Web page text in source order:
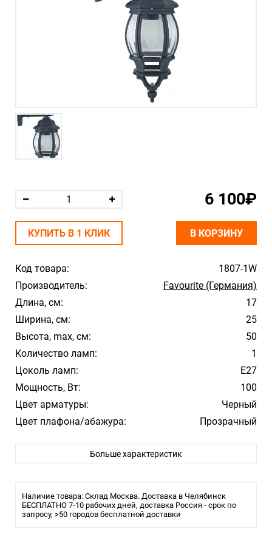
Код товара:
1807-1W
Производитель:
Favourite (Германия)
Длина, см:
17
Ширина, см:
25
Высота, max, см:
50
Количество ламп:
1
Цоколь ламп:
E27
Мощность, Вт:
100
Цвет арматуры:
Черный
Цвет плафона/абажура:
Прозрачный
Размеры
Ширина: 170 мм
Больше характеристик
Наличие товара: Склад Москва. Доставка в Челябинск
БЕСПЛАТНО 7-10 рабочих дней, доставка Россия - срок по
запросу, >50 городов бесплатной доставки
6 100₽
КУПИТЬ В 1 КЛИК В КОРЗИНУ